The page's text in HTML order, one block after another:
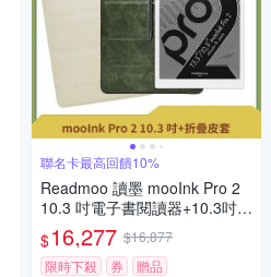
聯名卡最高回饋10%
Readmoo 讀墨 mooInk Pro 2
10.3 吋電子書閱讀器+10.3吋折
疊皮套 (組合)
$16,277 $16,877
限時下殺
券 贈品